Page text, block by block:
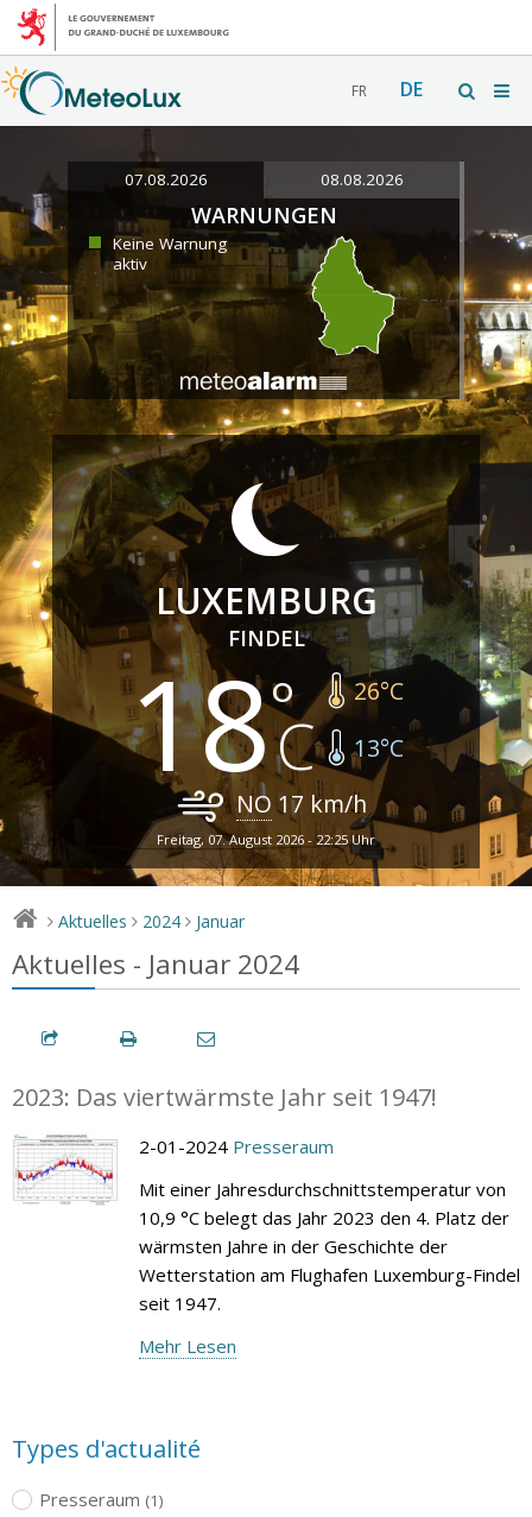
FR DE
07.08.2026 08.08.2026
WARNUNGEN
Keine Warnung
aktiv
LUXEMBURG
FINDEL
18 26°C
13°C
NO 17 km/h
Freitag, 07. August 2026 - 22:25 Uhr
> Aktuelles > 2024 > Januar
Aktuelles - Januar 2024
2023: Das viertwärmste Jahr seit 1947!
2-01-2024 Presseraum
Mit einer Jahresdurchschnittstemperatur von
10,9 °C belegt das Jahr 2023 den 4. Platz der
wärmsten Jahre in der Geschichte der
Wetterstation am Flughafen Luxemburg-Findel
seit 1947.
Mehr Lesen
Types d'actualité
Presseraum (1)